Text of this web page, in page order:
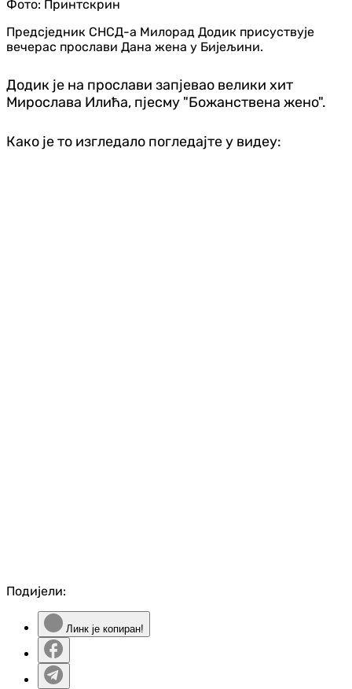
Фото: Принтскрин
Предсједник СНСД-а Милорад Додик присуствује
вечерас прослави Дана жена у Бијељини.
Додик је на прослави запјевао велики хит
Мирослава Илића, пјесму "Божанствена жено".
Како је то изгледало погледајте у видеу:
Подијели:
Линк је копиран!